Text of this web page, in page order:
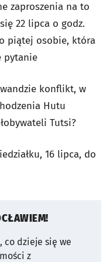
zaproszenia na to
22 lipca o godz.
piątej osobie, która
pytanie
konflikt, w
Hutu
Tutsi?
16 lipca, do
co dzieje się we
z